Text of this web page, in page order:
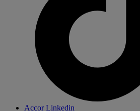
Accor Linkedin